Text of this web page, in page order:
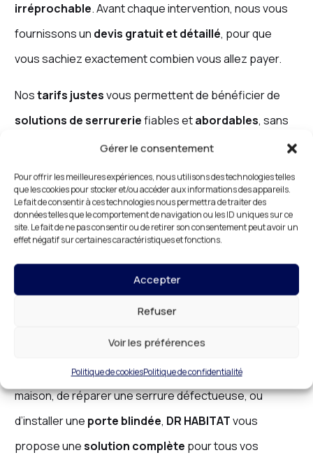
Gérer le consentement
Pour offrir les meilleures expériences, nous utilisons des technologies telles
que les cookies pour stocker et/ou accéder aux informations des appareils.
Le fait de consentir à ces technologies nous permettra de traiter des
données telles que le comportement de navigation ou les ID uniques sur ce
site. Le fait de ne pas consentir ou de retirer son consentement peut avoir un
effet négatif sur certaines caractéristiques et fonctions.
Accepter
Refuser
Voir les préférences
Politique de cookiesPolitique de confidentialité
irréprochable. Avant chaque intervention, nous vous
fournissons un devis gratuit et détaillé, pour que
vous sachiez exactement combien vous allez payer.
Nostarifs justesvous permettent de bénéficier de
solutions de serrureriefiables etabordables, sans
surprises ni frais cachés. Nous nous engageons à vous
fournir des services de
serrurerie à des prix qui
répondent à vos attentes, tout en assurant une
sécurité optimale.
Serrurerie à Paris 1er : Une
Solution Complète pour
Votre Habitat
Que vous ayez besoin de renforcer la sécurité de votre
maison, de réparer une serrure défectueuse, ou
d’installer une porte blindée, DR HABITATvous
propose unesolution complète pour tous vos